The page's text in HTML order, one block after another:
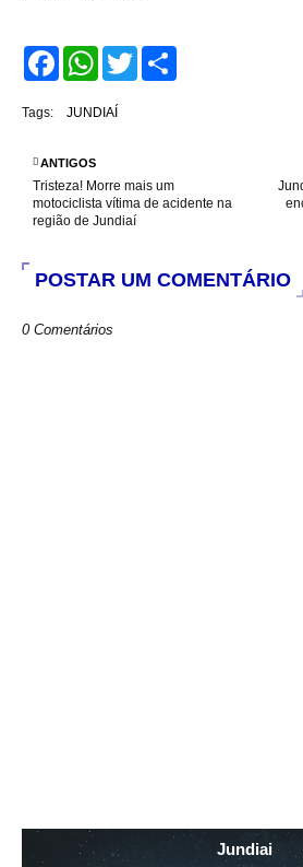
F
a
o
W
h
t
T
w
Tags: JUNDIAÍ
ANTIGOS
Tristeza! Morre mais um
motociclista vítima de acidente na
região de Jundiaí
POSTAR UM COMENTÁRIO
0 Comentários
Jundiai